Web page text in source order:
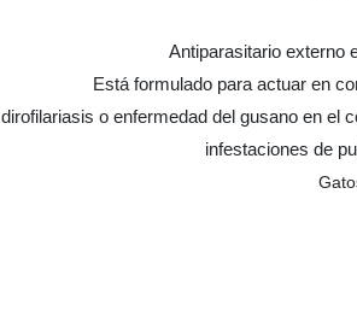
Antiparasitario externo
Está formulado para actuar en
dirofilariasis o enfermedad del gusano en el
infestaciones de